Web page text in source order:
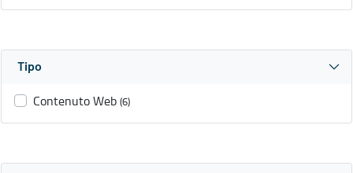
Tipo
Contenuto Web (6)